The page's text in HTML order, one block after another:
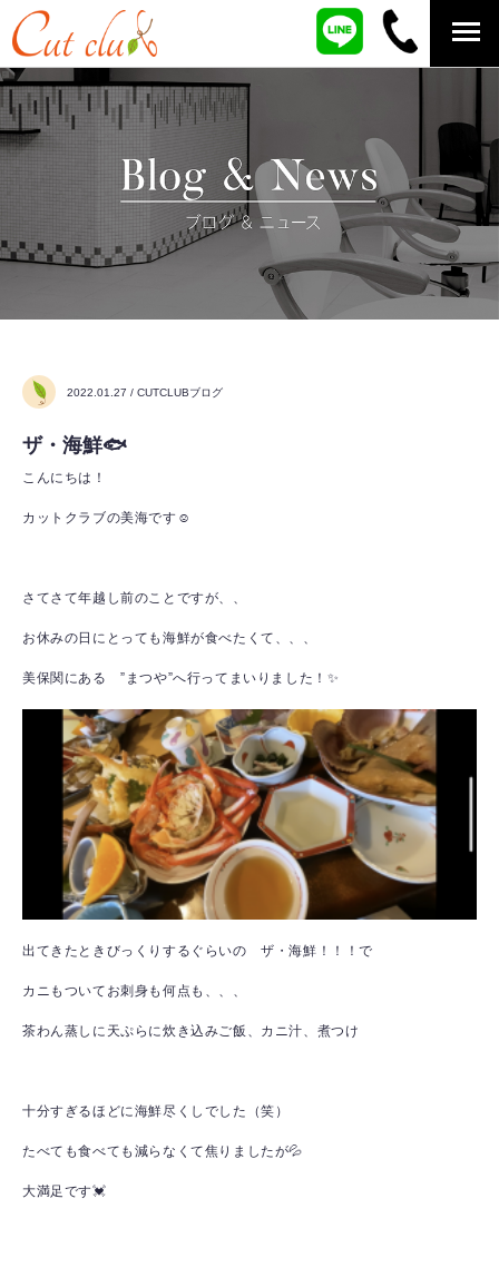
2022.01.27 / CUTCLUBブログ
ザ・海鮮🐟
こんにちは！
カットクラブの美海です☺
さてさて年越し前のことですが、、
お休みの日にとっても海鮮が食べたくて、、、
美保関にある ”まつや”へ行ってまいりました！✨
出てきたときびっくりするぐらいの ザ・海鮮！！！で
カニもついてお刺身も何点も、、、
茶わん蒸しに天ぷらに炊き込みご飯、カニ汁、煮つけ
十分すぎるほどに海鮮尽くしでした（笑）
たべても食べても減らなくて焦りましたが💦
大満足です💓